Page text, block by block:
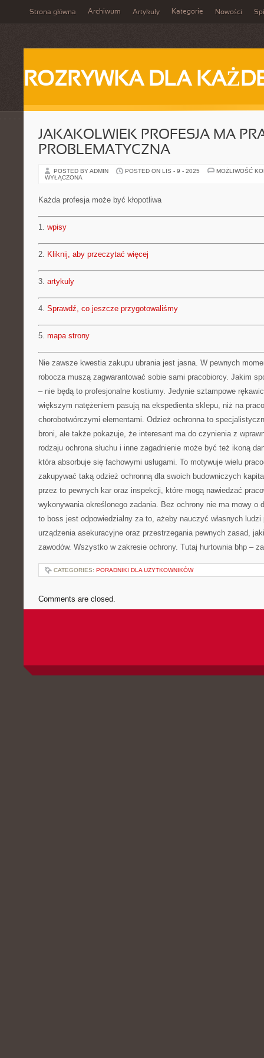
Strona główna Archiwum Artykuły Kategorie Nowości
ROZRYWKA DLA
JAKAKOLWIEK PROFESJA MA
PROBLEMATYCZNA
POSTED BY ADMIN POSTED ON LIS - 9 - 2025
MOŻLIWOŚĆ
WYŁĄCZONA
Każda profesja może być kłopotliwa
1. wpisy
2. Kliknij, aby przeczytać więcej
3. artykuly
4. Sprawdź, co jeszcze przygotowaliśmy
5. mapa strony
Nie zawsze kwestia zakupu ubrania jest jasna. W pewnych
robocza muszą zagwarantować sobie sami pracobiorcy. Jakim
– nie będą to profesjonalne kostiumy. Jedynie sztampowe
większym natężeniem pasują na ekspedienta sklepu, niż na
chorobotwórczymi elementami. Odzież ochronna to
broni, ale także pokazuje, że interesant ma do czynienia z
rodzaju ochrona słuchu i inne zagadnienie może być też ikoną
która absorbuje się fachowymi usługami. To motywuje wielu
zakupywać taką odzież ochronną dla swoich budowniczych
przez to pewnych kar oraz inspekcji, które mogą nawiedzać
wykonywania określonego zadania. Bez ochrony nie ma mowy o
to boss jest odpowiedzialny za to, ażeby nauczyć własnych
urządzenia asekuracyjne oraz przestrzegania pewnych zasad,
zawodów. Wszystko w zakresie ochrony. Tutaj hurtownia bhp –
CATEGORIES: PORADNIKI DLA UŻYTKOWNIKÓW
Comments are closed.